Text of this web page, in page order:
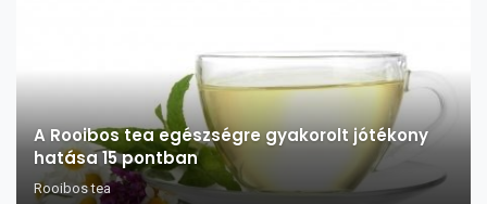
A Rooibos tea egészségre gyakorolt jótékony
hatása 15 pontban
Rooibos tea